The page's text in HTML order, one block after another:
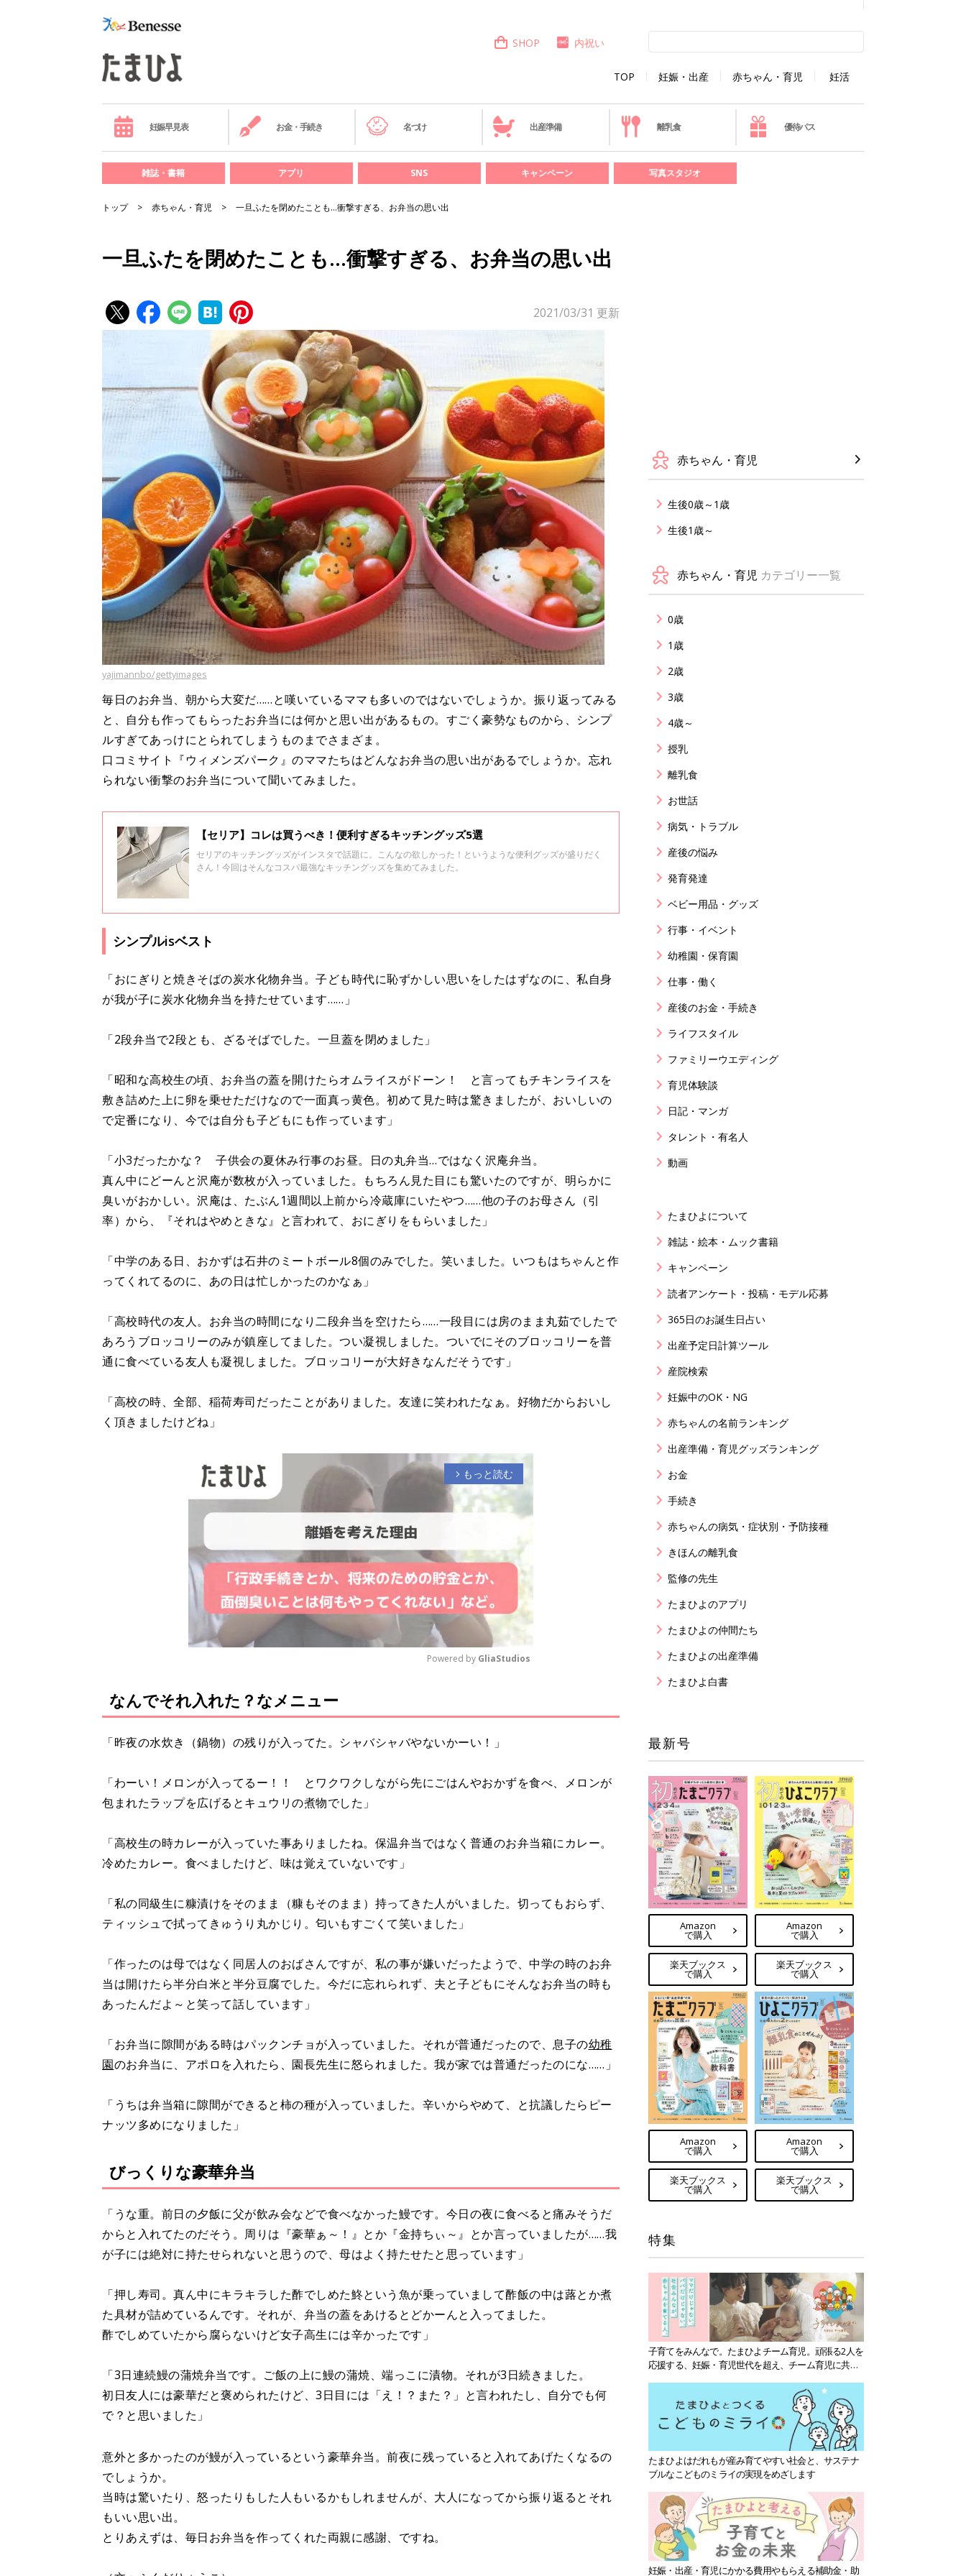
TOP 妊娠・出産 赤ちゃん・育児 妊活
SHOP 内祝い
妊娠早見表 お金・手続き 名づけ 出産準備 離乳食 優待パス
雑誌・書籍 アプリ SNS キャンペーン 写真スタジオ
トップ 赤ちゃん・育児 一旦ふたを閉めたことも…衝撃すぎる、お弁当の思い出
一旦ふたを閉めたことも…衝撃すぎる、お弁当の思い出
2021/03/31 更新
yajimannbo/gettyimages
毎日のお弁当、朝から大変だ……と嘆いているママも多いのではないでしょうか。振り返ってみる
と、自分も作ってもらったお弁当には何かと思い出があるもの。すごく豪勢なものから、シンプ
ルすぎてあっけにとられてしまうものまでさまざま。
口コミサイト『ウィメンズパーク』のママたちはどんなお弁当の思い出があるでしょうか。忘れ
られない衝撃のお弁当について聞いてみました。
【セリア】コレは買うべき！便利すぎるキッチングッズ5選
セリアのキッチングッズがインスタで話題に。こんなの欲しかった！というような便利グッズが盛りだく
さん！今回はそんなコスパ最強なキッチングッズを集めてみました。
シンプルisベスト
「おにぎりと焼きそばの炭水化物弁当。子ども時代に恥ずかしい思いをしたはずなのに、私自身
が我が子に炭水化物弁当を持たせています……」
「2段弁当で2段とも、ざるそばでした。一旦蓋を閉めました」
「昭和な高校生の頃、お弁当の蓋を開けたらオムライスがドーン！ と言ってもチキンライスを
敷き詰めた上に卵を乗せただけなので一面真っ黄色。初めて見た時は驚きましたが、おいしいの
で定番になり、今では自分も子どもにも作っています」
「小3だったかな？ 子供会の夏休み行事のお昼。日の丸弁当…ではなく沢庵弁当。
真ん中にどーんと沢庵が数枚が入っていました。もちろん見た目にも驚いたのですが、明らかに
臭いがおかしい。沢庵は、たぶん1週間以上前から冷蔵庫にいたやつ……他の子のお母さん（引
率）から、『それはやめときな』と言われて、おにぎりをもらいました」
「中学のある日、おかずは石井のミートボール8個のみでした。笑いました。いつもはちゃんと作
ってくれてるのに、あの日は忙しかったのかなぁ」
「高校時代の友人。お弁当の時間になり二段弁当を空けたら……一段目には房のまま丸茹でしたで
あろうブロッコリーのみが鎮座してました。つい凝視しました。ついでにそのブロッコリーを普
通に食べている友人も凝視しました。ブロッコリーが大好きなんだそうです」
「高校の時、全部、稲荷寿司だったことがありました。友達に笑われたなぁ。好物だからおいし
く頂きましたけどね」
arrow_forward_ios もっと読む
u
t
Powered by GliaStudios
なんでそれ入れた？なメニュー
「昨夜の水炊き（鍋物）の残りが入ってた。シャバシャバやないかーい！」
「わーい！メロンが入ってるー！！ とワクワクしながら先にごはんやおかずを食べ、メロンが
包まれたラップを広げるとキュウリの煮物でした」
「高校生の時カレーが入っていた事ありましたね。保温弁当ではなく普通のお弁当箱にカレー。
冷めたカレー。食べましたけど、味は覚えていないです」
「私の同級生に糠漬けをそのまま（糠もそのまま）持ってきた人がいました。切ってもおらず、
ティッシュで拭ってきゅうり丸かじり。匂いもすごくて笑いました」
「作ったのは母ではなく同居人のおばさんですが、私の事が嫌いだったようで、中学の時のお弁
当は開けたら半分白米と半分豆腐でした。今だに忘れられず、夫と子どもにそんなお弁当の時も
あったんだよ～と笑って話しています」
「お弁当に隙間がある時はパックンチョが入っていました。それが普通だったので、息子の幼稚
園のお弁当に、アポロを入れたら、園長先生に怒られました。我が家では普通だったのにな……」
「うちは弁当箱に隙間ができると柿の種が入っていました。辛いからやめて、と抗議したらピー
ナッツ多めになりました」
びっくりな豪華弁当
「うな重。前日の夕飯に父が飲み会などで食べなかった鰻です。今日の夜に食べると痛みそうだ
からと入れてたのだそう。周りは『豪華ぁ～！』とか『金持ちぃ～』とか言っていましたが……我
が子には絶対に持たせられないと思うので、母はよく持たせたと思っています」
「押し寿司。真ん中にキラキラした酢でしめた鮗という魚が乗っていまして酢飯の中は蕗とか煮
た具材が詰めているんです。それが、弁当の蓋をあけるとどかーんと入ってました。
酢でしめていたから腐らないけど女子高生には辛かったです」
「3日連続鰻の蒲焼弁当です。ご飯の上に鰻の蒲焼、端っこに漬物。それが3日続きました。
初日友人には豪華だと褒められたけど、3日目には「え！？また？」と言われたし、自分でも何
で？と思いました」
意外と多かったのが鰻が入っているという豪華弁当。前夜に残っていると入れてあげたくなるの
でしょうか。
当時は驚いたり、怒ったりもした人もいるかもしれませんが、大人になってから振り返るとそれ
もいい思い出。
とりあえずは、毎日お弁当を作ってくれた両親に感謝、ですね。
赤ちゃん・育児
生後0歳～1歳
生後1歳～
赤ちゃん・育児 カテゴリー一覧
0歳
1歳
2歳
3歳
4歳～
授乳
離乳食
お世話
病気・トラブル
産後の悩み
発育発達
ベビー用品・グッズ
行事・イベント
幼稚園・保育園
仕事・働く
産後のお金・手続き
ライフスタイル
ファミリーウエディング
育児体験談
日記・マンガ
タレント・有名人
動画
たまひよについて
雑誌・絵本・ムック書籍
キャンペーン
読者アンケート・投稿・モデル応募
365日のお誕生日占い
出産予定日計算ツール
産院検索
妊娠中のOK・NG
赤ちゃんの名前ランキング
出産準備・育児グッズランキング
お金
手続き
赤ちゃんの病気・症状別・予防接種
きほんの離乳食
監修の先生
たまひよのアプリ
たまひよの仲間たち
たまひよの出産準備
たまひよ白書
最新号
Amazon
で購入
楽天ブックス
で購入
Amazon
で購入
楽天ブックス
で購入
Amazon
で購入
楽天ブックス
で購入
Amazon
で購入
楽天ブックス
で購入
特集
子育てをみんなで。たまひよチーム育児。頑張る2人を
応援する、妊娠・育児世代を超え、チーム育児に共感
たまひよはだれもが産み育てやすい社会と、サステナ
ブルなこどものミライの実現をめざします
妊娠・出産・育児にかかる費用やもらえる補助金・助